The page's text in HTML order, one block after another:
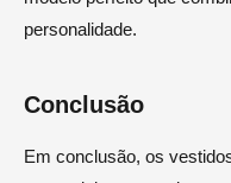
personalidade.
Conclusão
Em conclusão, os